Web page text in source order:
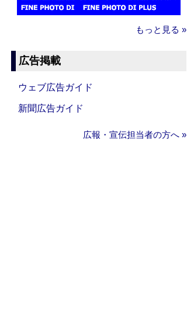
もっと見る »
広告掲載
ウェブ広告ガイド
新聞広告ガイド
広報・宣伝担当者の方へ »